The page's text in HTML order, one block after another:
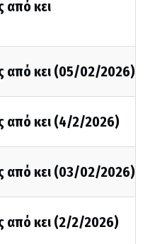
από κει
από κει (05/02/2026)
από κει (4/2/2026)
από κει (03/02/2026)
από κει (2/2/2026)